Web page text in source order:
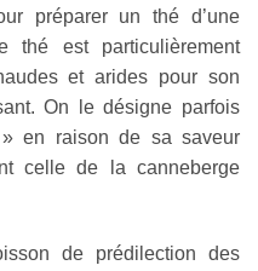
préparer un thé d’une
thé est particulièrement
et arides pour son
On le désigne parfois
en raison de sa saveur
celle de la canneberge
de prédilection des